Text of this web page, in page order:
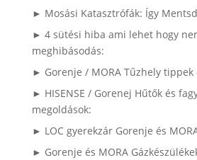
► Mosási Katasztrófák: Így
► 4 sütési hiba ami lehet hogy
meghibásodás:
► Gorenje / MORA Tűzhely tippek
► HISENSE / Gorenej Hűtők és
megoldások:
► LOC gyerekzár Gorenje és
► Gorenje és MORA